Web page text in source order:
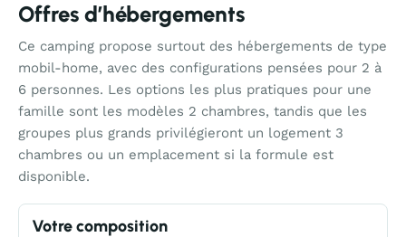
Offres d’hébergements
Ce camping propose surtout des hébergements de type
mobil-home, avec des configurations pensées pour 2 à
6 personnes. Les options les plus pratiques pour une
famille sont les modèles 2 chambres, tandis que les
groupes plus grands privilégieront un logement 3
chambres ou un emplacement si la formule est
disponible.
Votre composition